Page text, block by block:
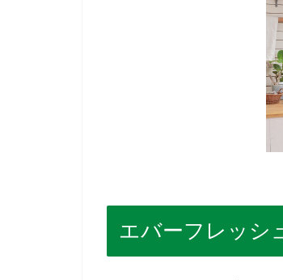
エバーフレッシ